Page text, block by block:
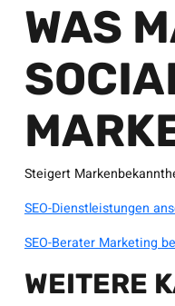
WAS
Steigert
SEO-Dienstleistungen
SEO-Berater Marketing
WEITERE